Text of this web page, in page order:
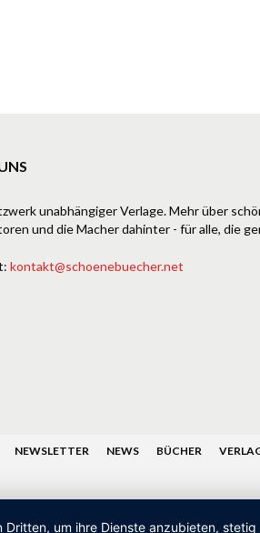
unabhängiger Verlage. Mehr über
und die Macher dahinter - für alle, die
kontakt@schoenebuecher.net
NEWSLETTER NEWS BÜCHER
um ihre Dienste anzubieten,